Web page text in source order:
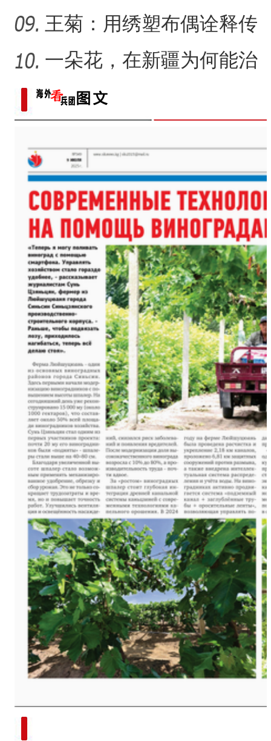
【与你为邻】西班牙机械师
海外华文媒体打卡新疆喀什
金秋时节丰收忙 万亩
世纪的传统文化守望
王菊：用绣塑布偶诠释传
统符号与技艺
一朵花，在新疆为何能治
沙又致富？